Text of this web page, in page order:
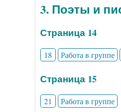
3. Поэты и
Страница 14
18 Работа в группе
Страница 15
21 Работа в группе